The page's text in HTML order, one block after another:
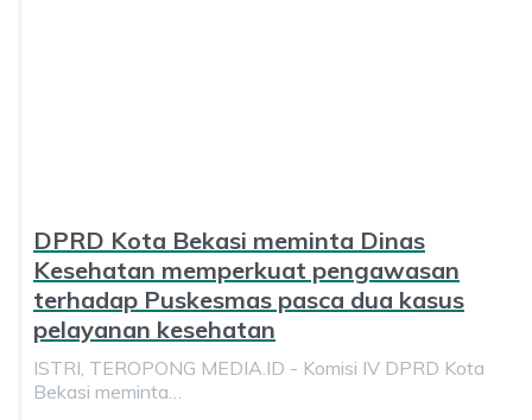
DPRD Kota Bekasi meminta Dinas
Kesehatan memperkuat pengawasan
terhadap Puskesmas pasca dua kasus
pelayanan kesehatan
ISTRI, TEROPONG MEDIA.ID - Komisi IV DPRD Kota
Bekasi meminta…